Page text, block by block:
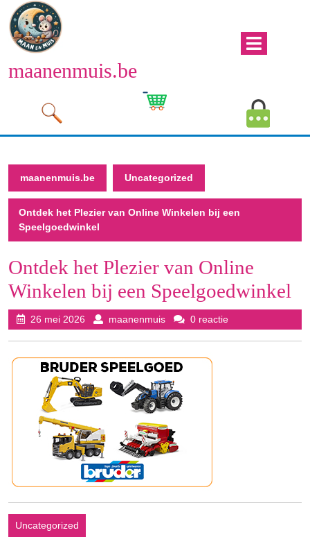
Naar
de
inhoud
maanenmuis.be
Winkelwagen
maanenmuis.be Uncategorized
Ontdek het Plezier van Online Winkelen bij een
Speelgoedwinkel
Ontdek het Plezier van Online
Winkelen bij een Speelgoedwinkel
26 mei 2026 26
mei
maanenmuismaanenmuis
0 reactie
Uncategorized